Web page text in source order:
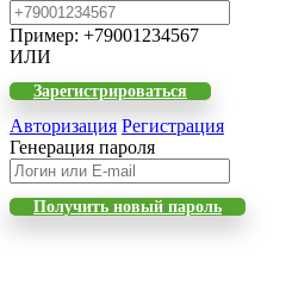
Пример: +79001234567
ИЛИ
Зарегистрироваться
Авторизация Регистрация
Генерация пароля
Получить новый пароль